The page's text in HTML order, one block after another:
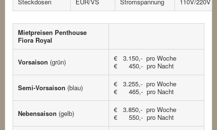
Mietpreisen Penthouse
Fiora Royal
Vorsaison (grün)
€ 3.150,- pro Woche
€ 450,- pro Nacht
Semi-Vorsaison (blau)
€ 3.255,- pro Woche
€ 465,- pro Nacht
Nebensaison (gelb)
€ 3.850,- pro Woche
€ 550,- pro Nacht